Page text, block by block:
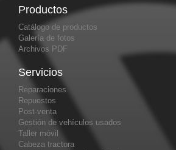
Productos
Catálogo de productos
Galería de fotos
Archivos PDF
Servicios
Reparaciones
Repuestos
Post-venta
Gestión de vehículos usados
Taller móvil
Cabeza tractora